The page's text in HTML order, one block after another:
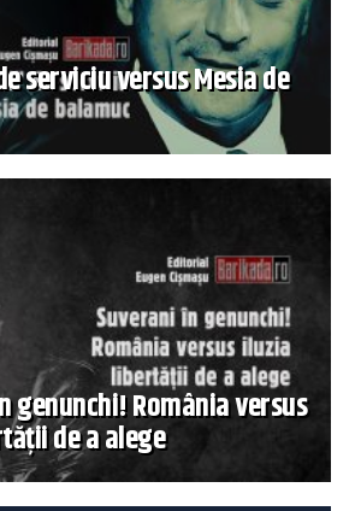
serviciu versus Mesia de
genunchi! România versus
de a alege